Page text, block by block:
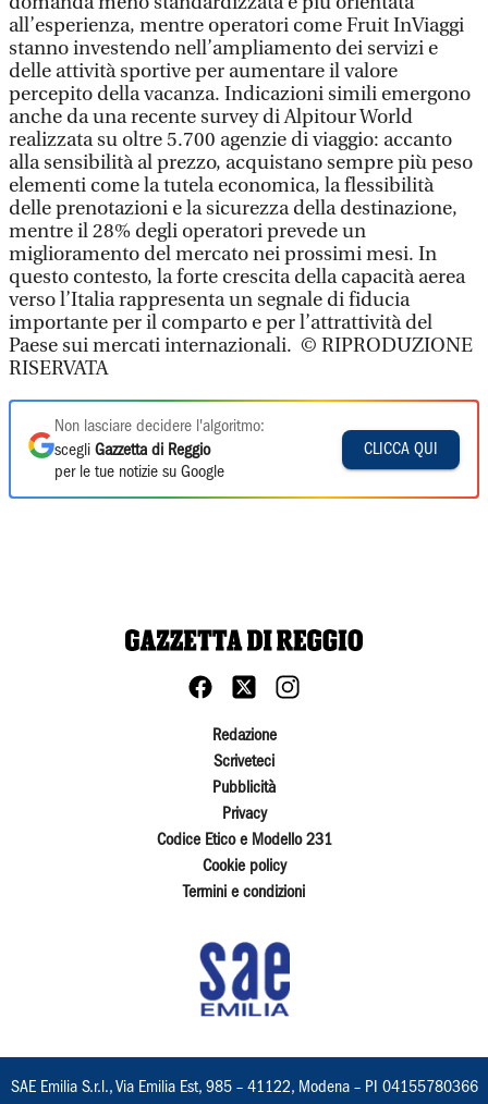
all’esperienza, mentre operatori come Fruit InViaggi
stanno investendo nell’ampliamento dei servizi e
delle attività sportive per aumentare il valore
percepito della vacanza. Indicazioni simili emergono
anche da una recente survey di Alpitour World
realizzata su oltre 5.700 agenzie di viaggio: accanto
alla sensibilità al prezzo, acquistano sempre più peso
elementi come la tutela economica, la flessibilità
delle prenotazioni e la sicurezza della destinazione,
mentre il 28% degli operatori prevede un
miglioramento del mercato nei prossimi mesi. In
questo contesto, la forte crescita della capacità aerea
verso l’Italia rappresenta un segnale di fiducia
importante per il comparto e per l’attrattività del
Paese sui mercati internazionali. © RIPRODUZIONE
RISERVATA
Non lasciare decidere l'algoritmo:
scegli Gazzetta di Reggio
per le tue notizie su Google
CLICCA QUI
Redazione
Scriveteci
Pubblicità
Privacy
Codice Etico e Modello 231
Cookie policy
Termini e condizioni
SAE Emilia S.r.l., Via Emilia Est, 985 – 41122, Modena – PI 04155780366